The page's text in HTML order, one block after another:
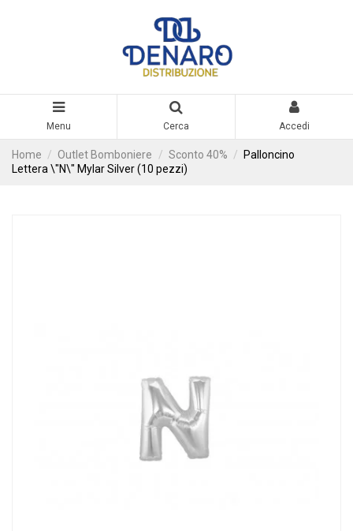
Menu Cerca Accedi
Home Outlet Bomboniere Sconto 40%
Palloncino
Lettera \"N\" Mylar Silver (10 pezzi)